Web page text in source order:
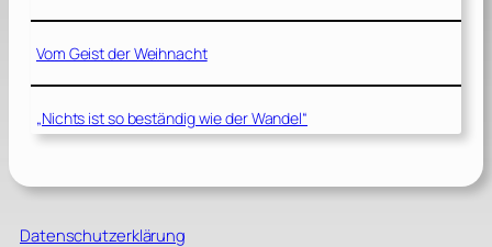
Vom Geist der Weihnacht
„Nichts ist so beständig wie der Wandel“
Datenschutzerklärung